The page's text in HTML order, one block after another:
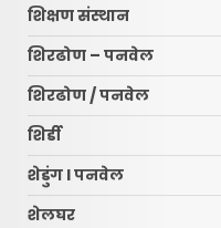
शिक्षण संस्थान
शिरढोण – पनवेल
शिरढोण / पनवेल
शिर्डी
शेडुंग l पनवेल
शेलघर